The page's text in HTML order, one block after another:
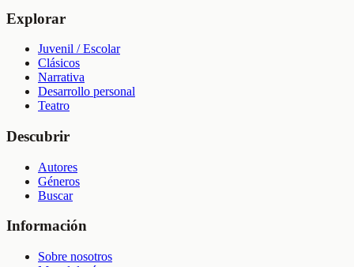
Explorar
Juvenil / Escolar
Clásicos
Narrativa
Desarrollo personal
Teatro
Descubrir
Autores
Géneros
Buscar
Información
Sobre nosotros